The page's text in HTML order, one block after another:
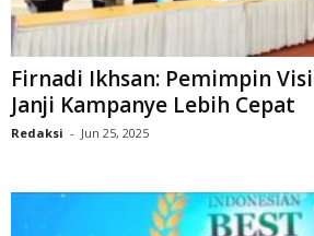
Firnadi Ikhsan: Pemimpin
Janji Kampanye Lebih Cepat
Redaksi - Jun 25, 2025